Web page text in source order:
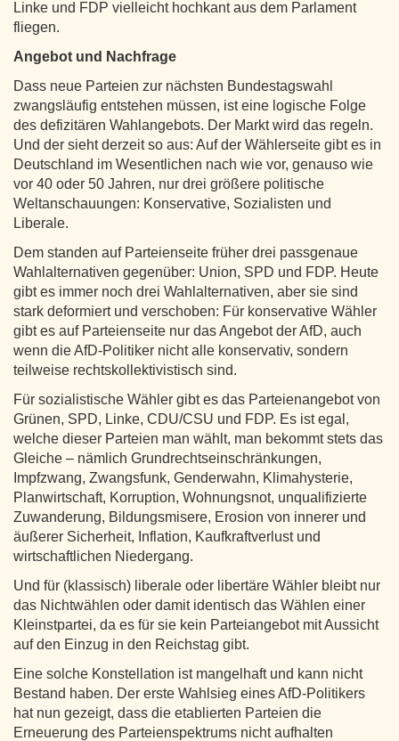
Linke und FDP vielleicht hochkant aus dem Parlament
fliegen.
Angebot und Nachfrage
Dass neue Parteien zur nächsten Bundestagswahl
zwangsläufig entstehen müssen, ist eine logische Folge
des defizitären Wahlangebots. Der Markt wird das regeln.
Und der sieht derzeit so aus: Auf der Wählerseite gibt es in
Deutschland im Wesentlichen nach wie vor, genauso wie
vor 40 oder 50 Jahren, nur drei größere politische
Weltanschauungen: Konservative, Sozialisten und
Liberale.
Dem standen auf Parteienseite früher drei passgenaue
Wahlalternativen gegenüber: Union, SPD und FDP. Heute
gibt es immer noch drei Wahlalternativen, aber sie sind
stark deformiert und verschoben: Für konservative Wähler
gibt es auf Parteienseite nur das Angebot der AfD, auch
wenn die AfD-Politiker nicht alle konservativ, sondern
teilweise rechtskollektivistisch sind.
Für sozialistische Wähler gibt es das Parteienangebot von
Grünen, SPD, Linke, CDU/CSU und FDP. Es ist egal,
welche dieser Parteien man wählt, man bekommt stets das
Gleiche – nämlich Grundrechtseinschränkungen,
Impfzwang, Zwangsfunk, Genderwahn, Klimahysterie,
Planwirtschaft, Korruption, Wohnungsnot, unqualifizierte
Zuwanderung, Bildungsmisere, Erosion von innerer und
äußerer Sicherheit, Inflation, Kaufkraftverlust und
wirtschaftlichen Niedergang.
Und für (klassisch) liberale oder libertäre Wähler bleibt nur
das Nichtwählen oder damit identisch das Wählen einer
Kleinstpartei, da es für sie kein Parteiangebot mit Aussicht
auf den Einzug in den Reichstag gibt.
Eine solche Konstellation ist mangelhaft und kann nicht
Bestand haben. Der erste Wahlsieg eines AfD-Politikers
hat nun gezeigt, dass die etablierten Parteien die
Erneuerung des Parteienspektrums nicht aufhalten